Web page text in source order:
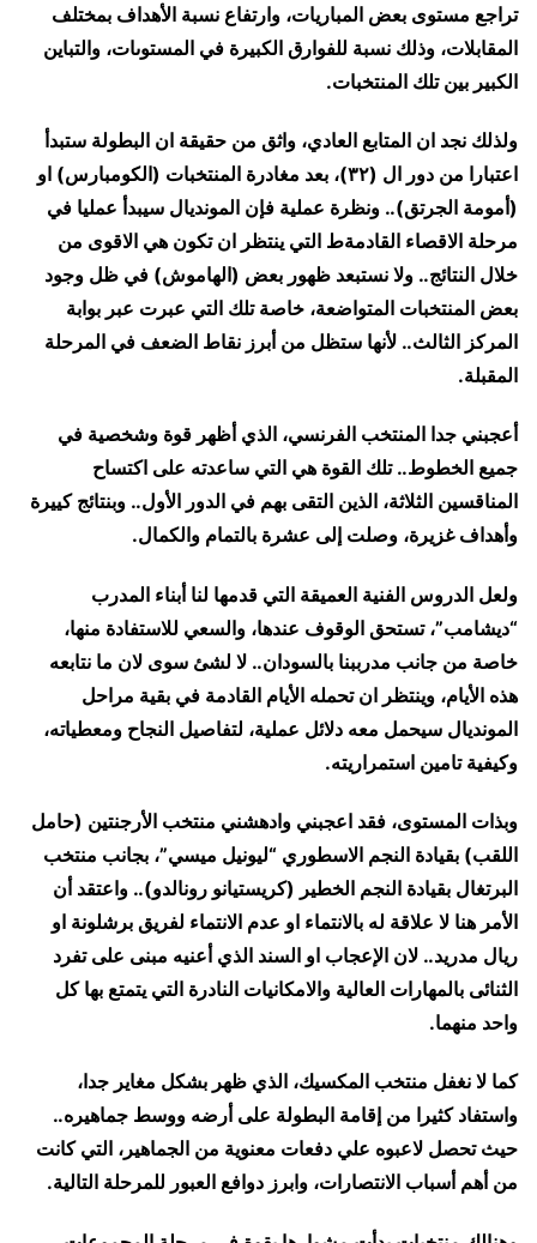
تراجع مستوى بعض المباريات، وارتفاع نسبة الأهداف بمختلف
المقابلات، وذلك نسبة للفوارق الكبيرة في المستوىات، والتباين
الكبير بين تلك المنتخبات.
ولذلك نجد ان المتابع العادي، واثق من حقيقة ان البطولة ستبدأ
اعتبارا من دور ال (٣٢)، بعد مغادرة المنتخبات (الكومبارس) او
(أمومة الجرتق).. ونظرة عملية فإن المونديال سيبدأ عمليا في
مرحلة الاقصاء القادمةط التي ينتظر ان تكون هي الاقوى من
خلال النتائج.. ولا نستبعد ظهور بعض (الهاموش) في ظل وجود
بعض المنتخبات المتواضعة، خاصة تلك التي عبرت عبر بوابة
المركز الثالث.. لأنها ستظل من أبرز نقاط الضعف في المرحلة
المقبلة.
أعجبني جدا المنتخب الفرنسي، الذي أظهر قوة وشخصية في
جميع الخطوط.. تلك القوة هي التي ساعدته على اكتساح
المناقسين الثلاثة، الذين التقى بهم في الدور الأول.. وبنتائج كييرة
وأهداف غزيرة، وصلت إلى عشرة بالتمام والكمال.
ولعل الدروس الفنية العميقة التي قدمها لنا أبناء المدرب
“ديشامب”، تستحق الوقوف عندها، والسعي للاستفادة منها،
خاصة من جانب مدرببنا بالسودان.. لا لشئ سوى لان ما نتابعه
هذه الأيام، وينتظر ان تحمله الأيام القادمة في بقية مراحل
المونديال سيحمل معه دلائل عملية، لتفاصيل النجاح ومعطياته،
وكيفية تامين استمراريته.
وبذات المستوى، فقد اعجبني وادهشني منتخب الأرجنتين (حامل
اللقب) بقيادة النجم الاسطوري “ليونيل ميسي”، بجانب منتخب
البرتغال بقيادة النجم الخطير (كريستيانو رونالدو).. واعتقد أن
الأمر هنا لا علاقة له بالانتماء او عدم الانتماء لفريق برشلونة او
ريال مدريد.. لان الإعجاب او السند الذي أعنيه مبنى على تفرد
الثنائى بالمهارات العالية والامكانيات النادرة التي يتمتع بها كل
واحد منهما.
كما لا نغفل منتخب المكسيك، الذي ظهر بشكل مغاير جدا،
واستفاد كثيرا من إقامة البطولة على أرضه ووسط جماهيره..
حيث تحصل لاعبوه علي دفعات معنوية من الجماهير، التي كانت
من أهم أسباب الانتصارات، وابرز دوافع العبور للمرحلة التالية.